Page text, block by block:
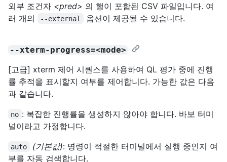
외부 조건자 <pred> 의 행이 포함된 CSV 파일입니다. 여
러 개의
--external 옵션이 제공될 수 있습니다.
--xterm-progress=<mode>
[고급] xterm 제어 시퀀스를 사용하여 QL 평가 중에 진행
률 추적을 표시할지 여부를 제어합니다. 가능한 값은 다음
과 같습니다.
no : 복잡한 진행률을 생성하지 않아야 합니다. 바보 터미
널이라고 가정합니다.
auto (기본값): 명령이 적절한 터미널에서 실행 중인지 여
부를 자동 검색합니다.